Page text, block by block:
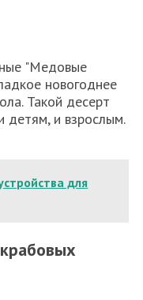
"Медовые
новогоднее
Такой десерт
детям, и взрослым.
для